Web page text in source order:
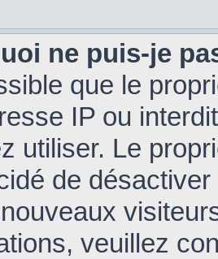
ne puis-je
que le
IP ou
utiliser. Le
de
veuillez